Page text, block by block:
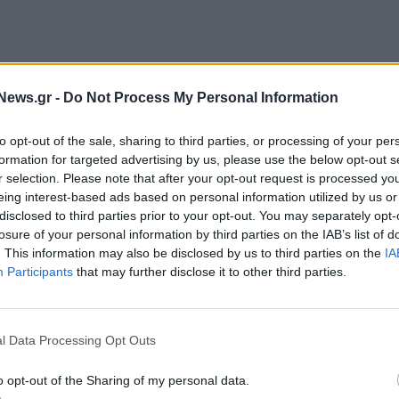
- Do Not Process My Personal Information
opt-out of the sale, sharing to third parties, or processing of your
for targeted advertising by us, please use the below opt-out
selection. Please note that after your opt-out request is processed
interest-based ads based on personal information utilized by us
to third parties prior to your opt-out. You may separately
of your personal information by third parties on the IAB’s list of
This information may also be disclosed by us to third parties on the
Participants that may further disclose it to other third parties.
Data Processing Opt Outs
opt-out of the Sharing of my personal data.
εμπειρία»
αναδεικνύονται κάθε φορά μετά από
περιοδικού whereverfamily.com, που αποτελεί
και εξειδικεύεται στις οικογενειακές διακοπές,
τουριστικών πρακτορείων και εταιρειών
από την απόσταση, το μεταφορικό μέσο και το
διοργανωτών, οι αναγνώστες του site επέλεξαν
«εκτίμησαν τις προσπάθειες της χώρας ώστε να
19 Σεπτεμβρίου, στο The Lotos Club της Νέας